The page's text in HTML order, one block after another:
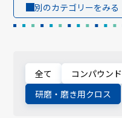
別のカテゴリーをみる
全て コンパウンド
研磨・磨き用クロス